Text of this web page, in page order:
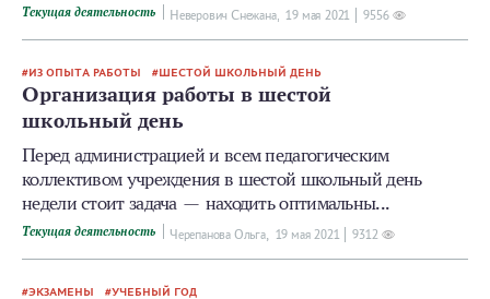
Текущая деятельность Неверович Снежана, 19 мая 2021 9556
ИЗ ОПЫТА РАБОТЫ ШЕСТОЙ ШКОЛЬНЫЙ ДЕНЬ
Организация работы в шестой
школьный день
Перед администрацией и всем педагогическим
коллективом учреждения в шестой школьный день
недели стоит задача — находить оптимальны...
Текущая деятельность Черепанова Ольга, 19 мая 2021 9312
ЭКЗАМЕНЫ УЧЕБНЫЙ ГОД